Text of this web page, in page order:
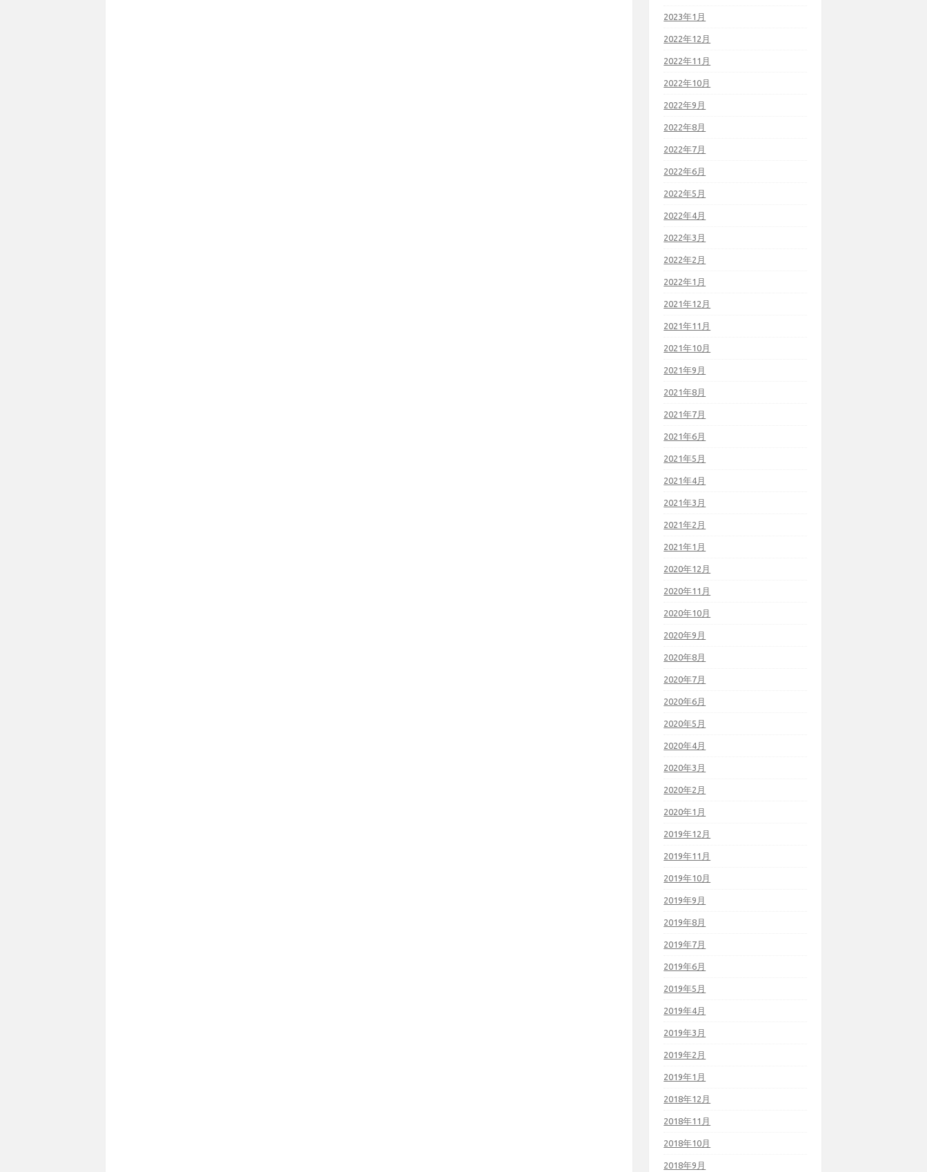
2023年1月
2022年12月
2022年11月
2022年10月
2022年9月
2022年8月
2022年7月
2022年6月
2022年5月
2022年4月
2022年3月
2022年2月
2022年1月
2021年12月
2021年11月
2021年10月
2021年9月
2021年8月
2021年7月
2021年6月
2021年5月
2021年4月
2021年3月
2021年2月
2021年1月
2020年12月
2020年11月
2020年10月
2020年9月
2020年8月
2020年7月
2020年6月
2020年5月
2020年4月
2020年3月
2020年2月
2020年1月
2019年12月
2019年11月
2019年10月
2019年9月
2019年8月
2019年7月
2019年6月
2019年5月
2019年4月
2019年3月
2019年2月
2019年1月
2018年12月
2018年11月
2018年10月
2018年9月